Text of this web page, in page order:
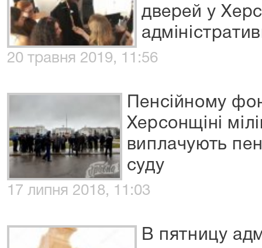
дверей у
20 травня 2019, 11:56
Пенсійному
Херсонщіні
виплачують
суду
17 липня 2018, 11:03
В пятницу